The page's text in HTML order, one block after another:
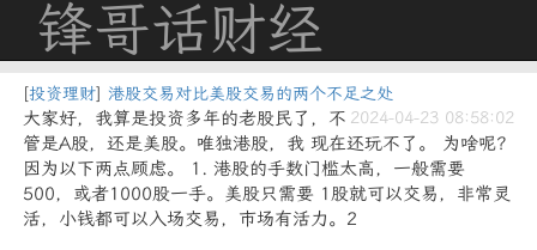
锋哥话财经
[投资理财] 港股交易对比美股交易的两个不足之处
2024-04-23 08:58:02
大家好，我算是投资多年的老股民了，不
管是A股，还是美股。唯独港股，我 现在还玩不了。 为啥呢？
因为以下两点顾虑。 1. 港股的手数门槛太高，一般需要
500，或者1000股一手。美股只需要 1股就可以交易，非常灵
活，小钱都可以入场交易，市场有活力。2